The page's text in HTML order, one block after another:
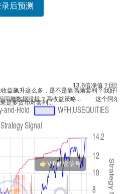
后预测
13.6倍净值？回测数
这个阿尔法
货币对套利...
据没提？高收益策略...
飙升这么多，是不是靠高频套利？我好奇具体